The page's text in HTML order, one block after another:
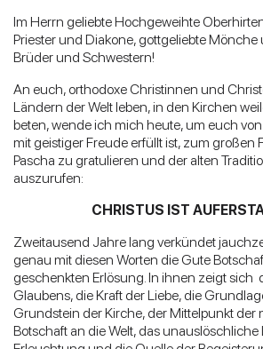
Im Herrn geliebte Hochgeweihte
Priester und Diakone, gottgeliebte
Brüder und Schwestern!
An euch, orthodoxe Christinnen und
Ländern der Welt leben, in den Kirchen
beten, wende ich mich heute, um euch
mit geistiger Freude erfüllt ist, zum großen
Pascha zu gratulieren und der alten
auszurufen:
CHRISTUS IST
Zweitausend Jahre lang verkündet
genau mit diesen Worten die Gute
geschenkten Erlösung. In ihnen zeigt sich
Glaubens, die Kraft der Liebe, die
Grundstein der Kirche, der Mittelpunkt der
Botschaft an die Welt, das unauslöschliche